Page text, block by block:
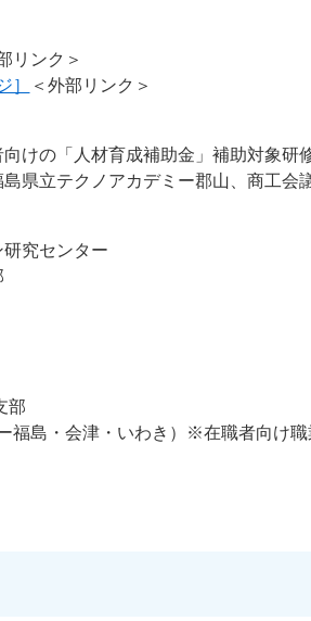
リンク＞
］
＜外部リンク＞
けの「人材育成補助金」補助対象研
県立テクノアカデミー郡山、商工会
究センター
部
福島・会津・いわき）※在職者向け職